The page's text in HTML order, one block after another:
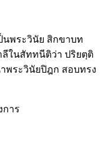
นพระวินัย สิกขาบท
ลีในสัททนีติว่า ปริยตฺติ
พระวินัยปิฎก สอบทรง
การ